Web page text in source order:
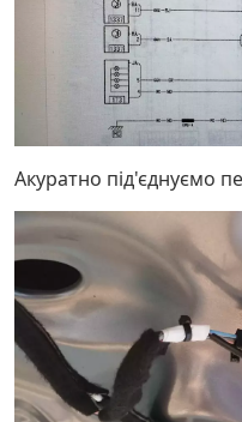
Акуратно під'єднуємо